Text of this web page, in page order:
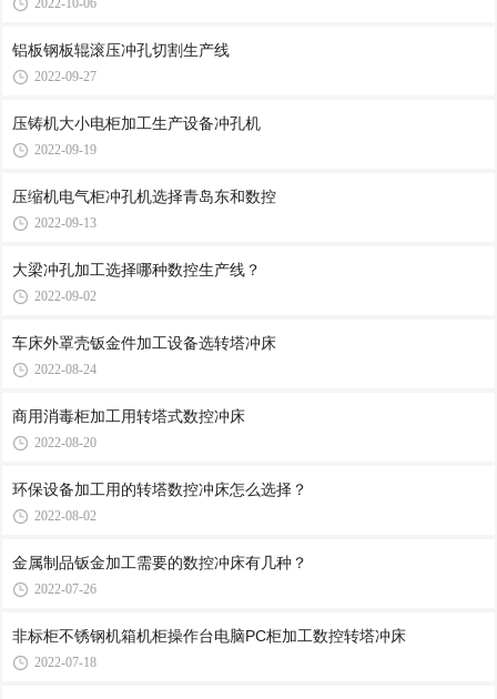
2022-10-06
铝板钢板辊滚压冲孔切割生产线
2022-09-27
压铸机大小电柜加工生产设备冲孔机
2022-09-19
压缩机电气柜冲孔机选择青岛东和数控
2022-09-13
大梁冲孔加工选择哪种数控生产线？
2022-09-02
车床外罩壳钣金件加工设备选转塔冲床
2022-08-24
商用消毒柜加工用转塔式数控冲床
2022-08-20
环保设备加工用的转塔数控冲床怎么选择？
2022-08-02
金属制品钣金加工需要的数控冲床有几种？
2022-07-26
非标柜不锈钢机箱机柜操作台电脑PC柜加工数控转塔冲床
2022-07-18